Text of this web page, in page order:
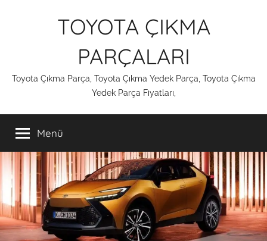
TOYOTA ÇIKMA
PARÇALARI
Toyota Çıkma Parça, Toyota Çıkma Yedek Parça, Toyota Çıkma
Yedek Parça Fiyatları,
Menü